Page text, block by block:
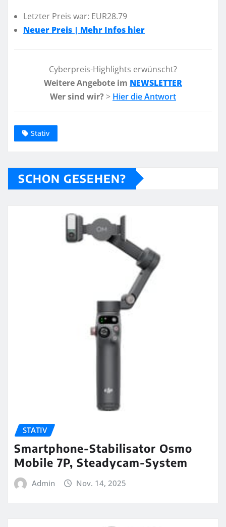
Letzter Preis war: EUR28.79
Neuer Preis | Mehr Infos hier
Cyberpreis-Highlights erwünscht?
Weitere Angebote im NEWSLETTER
Wer sind wir? > Hier die Antwort
Stativ
SCHON GESEHEN?
STATIV
Smartphone-Stabilisator Osmo
Mobile 7P, Steadycam-System
Admin Nov. 14, 2025